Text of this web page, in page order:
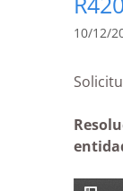
10/12/